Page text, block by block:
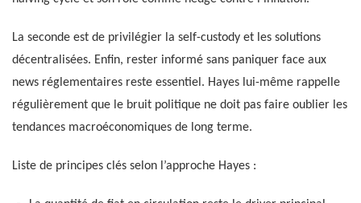
La seconde est de privilégier la self-custody et les solutions
décentralisées. Enfin, rester informé sans paniquer face aux
news réglementaires reste essentiel. Hayes lui-même rappelle
régulièrement que le bruit politique ne doit pas faire oublier les
tendances macroéconomiques de long terme.
Liste de principes clés selon l’approche Hayes :